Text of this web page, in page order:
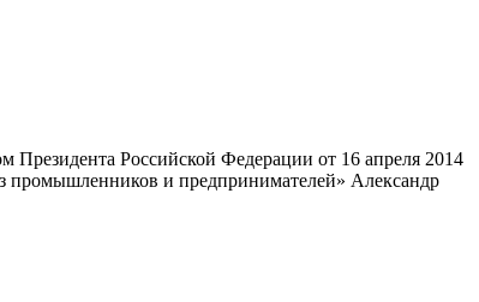
Российской Федерации от 16 апреля 2014
промышленников и предпринимателей» Александр